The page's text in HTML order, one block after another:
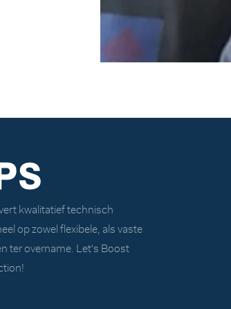
kwalitatief technisch
op zowel flexibele, als vaste
ter overname. Let's Boost